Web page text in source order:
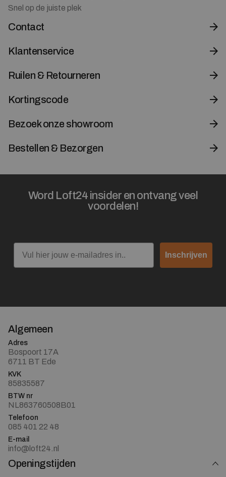
Snel op de juiste plek
Contact
Klantenservice
Ruilen & Retourneren
Kortingscode
Bezoek onze showroom
Bestellen & Bezorgen
Word Loft24 insider en ontvang veel
voordelen!
Email
Inschrijven
Algemeen
Adres
Bospoort 17A
6711 BT Ede
KVK
85835587
BTW nr
NL863760508B01
Telefoon
085 401 22 48
E-mail
info@loft24.nl
Openingstijden